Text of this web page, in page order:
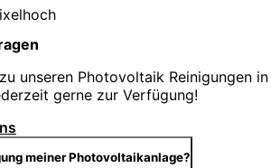
unseren Photovoltaik Reinigungen
gerne zur Verfügung!
meiner Photovoltaikanlage?